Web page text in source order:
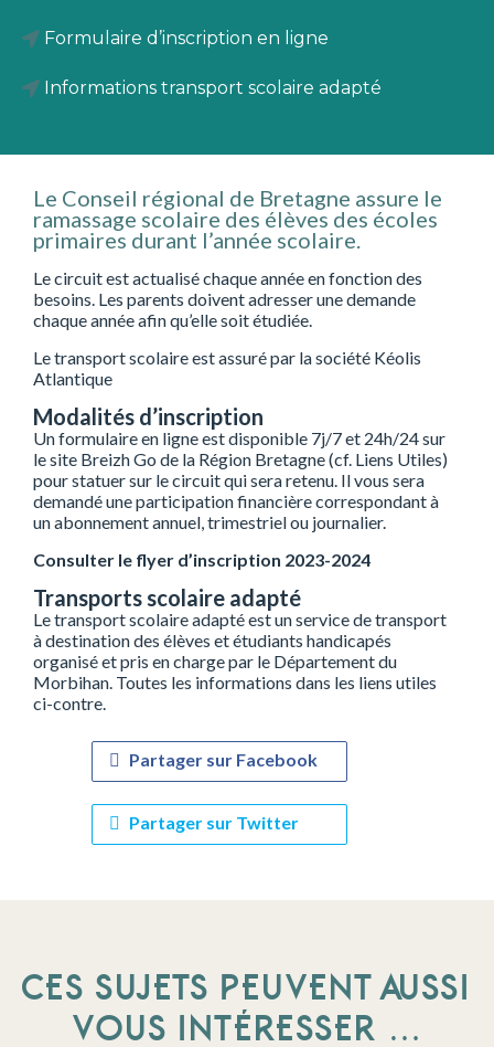
Formulaire d’inscription en ligne
Informations transport scolaire adapté
Le Conseil régional de Bretagne assure le
ramassage scolaire des élèves des écoles
primaires durant l’année scolaire.
Le circuit est actualisé chaque année en fonction des
besoins. Les parents doivent adresser une demande
chaque année afin qu’elle soit étudiée.
Le transport scolaire est assuré par la société Kéolis
Atlantique
Modalités d’inscription
Un formulaire en ligne est disponible 7j/7 et 24h/24 sur
le site Breizh Go de la Région Bretagne (cf. Liens Utiles)
pour statuer sur le circuit qui sera retenu. Il vous sera
demandé une participation financière correspondant à
un abonnement annuel, trimestriel ou journalier.
Consulter le flyer d’inscription 2023-2024
Transports scolaire adapté
Le transport scolaire adapté est un service de transport
à destination des élèves et étudiants handicapés
organisé et pris en charge par le Département du
Morbihan. Toutes les informations dans les liens utiles
ci-contre.
Partager sur Facebook
Partager sur Twitter
CES SUJETS PEUVENT AUSSI
VOUS INTÉRESSER …